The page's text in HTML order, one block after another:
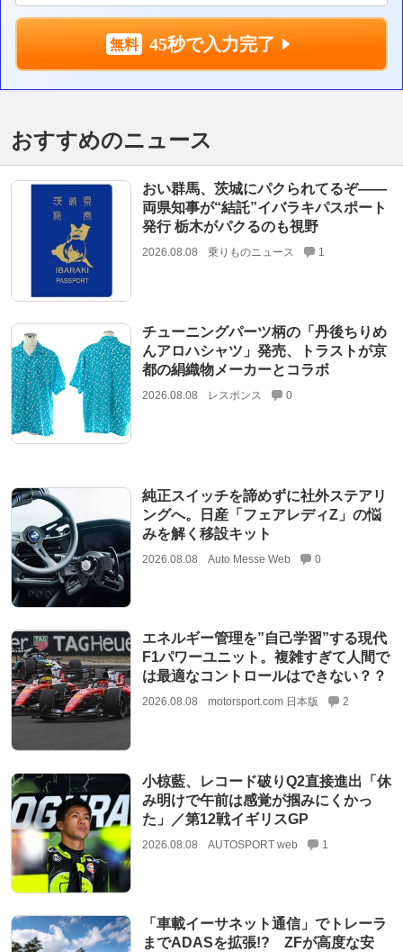
45秒で入力完了
おすすめのニュース
おい群馬、茨城にパクられてるぞ――
両県知事が“結託”イバラキパスポート
発行 栃木がパクるのも視野
2026.08.08 乗りものニュース 1
チューニングパーツ柄の「丹後ちりめ
んアロハシャツ」発売、トラストが京
都の絹織物メーカーとコラボ
2026.08.08 レスポンス 0
純正スイッチを諦めずに社外ステアリ
ングへ。日産「フェアレディZ」の悩
みを解く移設キット
2026.08.08 Auto Messe Web 0
エネルギー管理を”自己学習”する現代
F1パワーユニット。複雑すぎて人間で
は最適なコントロールはできない？？
2026.08.08 motorsport.com 日本版 2
小椋藍、レコード破りQ2直接進出「休
み明けで午前は感覚が掴みにくかっ
た」／第12戦イギリスGP
2026.08.08 AUTOSPORT web 1
「車載イーサネット通信」でトレーラ
までADASを拡張!? ZFが高度な安